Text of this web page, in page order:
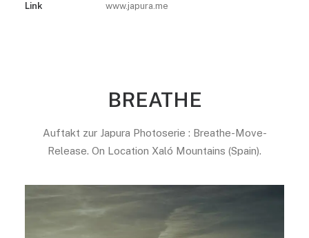
Link
www.japura.me
BREATHE
Auftakt zur Japura Photoserie : Breathe-Move-
Release. On Location Xaló Mountains (Spain).